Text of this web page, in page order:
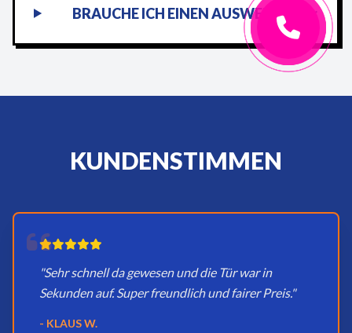
BRAUCHE ICH EINEN AUSWEIS?
KUNDENSTIMMEN
"Sehr schnell da gewesen und die Tür war in
Sekunden auf. Super freundlich und fairer Preis."
- KLAUS W.